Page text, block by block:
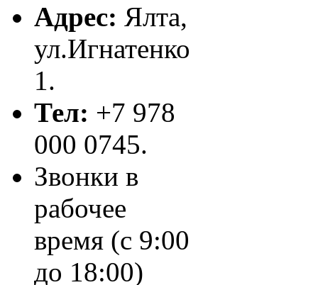
Адрес: Ялта,
ул.Игнатенко
1.
Тел: +7 978
000 0745.
Звонки в
рабочее
время (с 9:00
до 18:00)